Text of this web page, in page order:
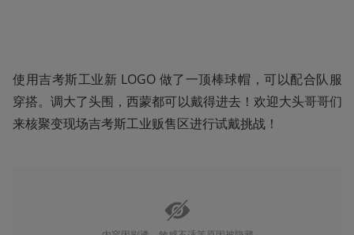
使用吉考斯工业新 LOGO 做了一顶棒球帽，可以配合队服
穿搭。调大了头围，西蒙都可以戴得进去！欢迎大头哥哥们
来核聚变现场吉考斯工业贩售区进行试戴挑战！